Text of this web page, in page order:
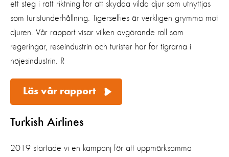
ett steg i rätt riktning för att skydda vilda djur som utnyttjas
som turistunderhållning. Tigerselfies är verkligen grymma mot
djuren. Vår rapport visar vilken avgörande roll som
regeringar, reseindustrin och turister har för tigrarna i
nöjesindustrin. R
Läs vår rapport
Turkish Airlines
2019 startade vi en kampanj för att uppmärksamma